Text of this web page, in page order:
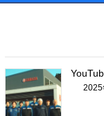
2025